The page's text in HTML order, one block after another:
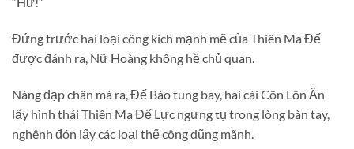
Đứng trước hai loại công kích mạnh mẽ của Thiên Ma Đế
được đánh ra, Nữ Hoàng không hề chủ quan.
Nàng đạp chân mà ra, Đế Bào tung bay, hai cái Côn Lôn Ấn
lấy hình thái Thiên Ma Đế Lực ngưng tụ trong lòng bàn tay,
nghênh đón lấy các loại thế công dũng mãnh.